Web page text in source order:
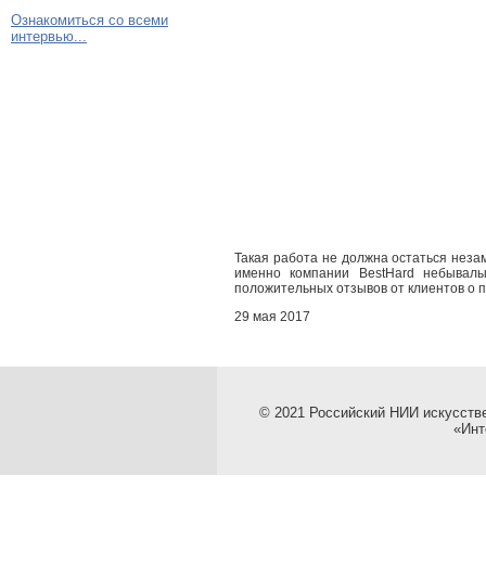
Ознакомиться со всеми
интервью...
Такая работа не должна остаться
именно компании BestHard
положительных отзывов от клиентов о
29 мая 2017
© 2021 Российский НИИ